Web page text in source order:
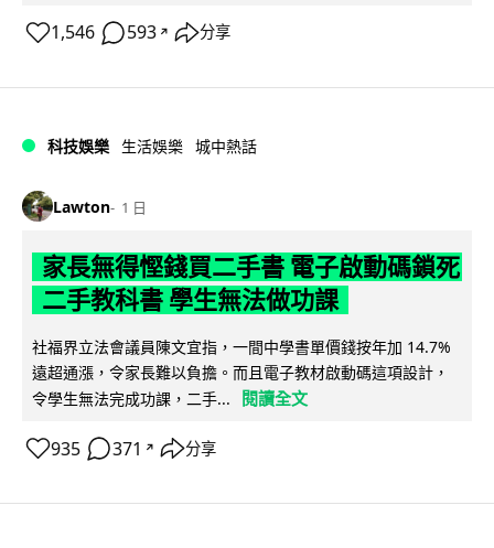
1,546 593 ↗ 分享
科技娛樂 生活娛樂 城中熱話
Lawton 1 日
家長無得慳錢買二手書 電子啟動碼鎖死
二手教科書 學生無法做功課
社福界立法會議員陳文宜指，一間中學書單價錢按年加 14.7%
遠超通漲，令家長難以負擔。而且電子教材啟動碼這項設計，
令學生無法完成功課，二手...
閱讀全文
935 371 ↗ 分享